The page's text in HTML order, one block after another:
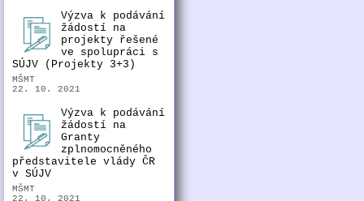
Výzva k podávání
žádostí na
projekty řešené
ve spolupráci s
SÚJV (Projekty 3+3)
MŠMT
22. 10. 2021
Výzva k podávání
žádostí na
Granty
zplnomocněného
představitele vlády ČR
v SÚJV
MŠMT
22. 10. 2021